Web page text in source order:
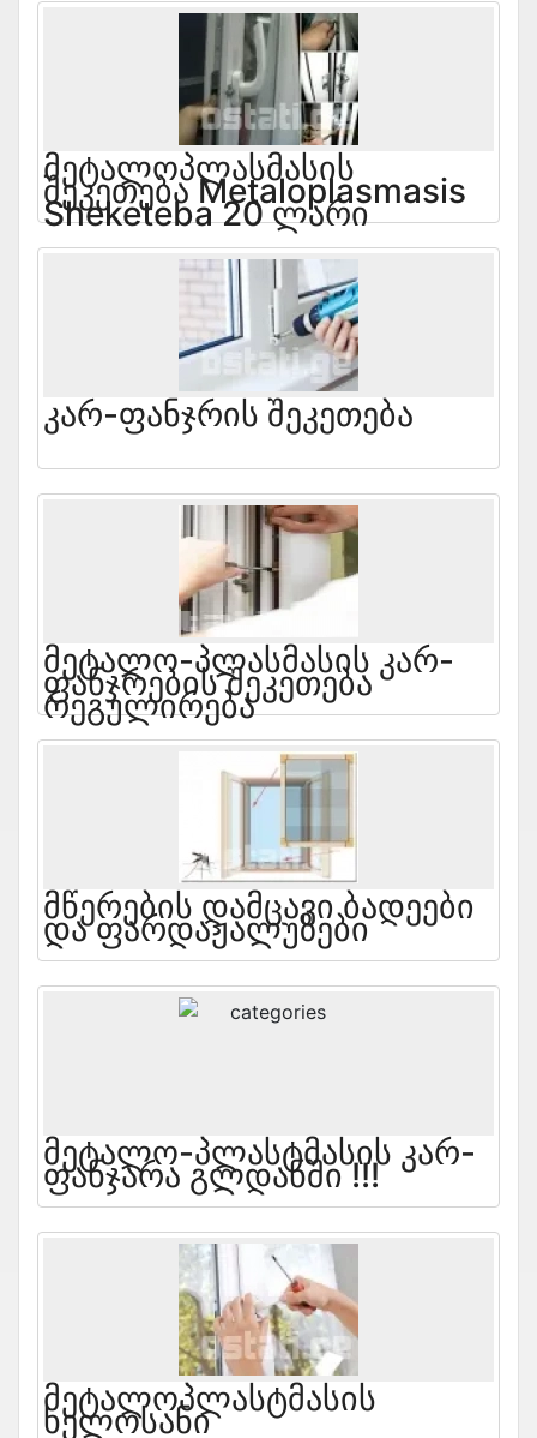
Მეტალოპლასმასის
Შეკეთება Metaloplasmasis
Sheketeba 20 Ლარი
Კარ-Ფანჯრის Შეკეთება
Მეტალო-Პლასმასის Კარ-
Ფანჯრების Შეკეთება
Რეგულირება
Მწერების Დამცავი Ბადეები
Და Ფარდაჟალუზები
Მეტალო-Პლასტმასის Კარ-
Ფანჯარა Გლდანში !!!
Მეტალოპლასტმასის
Ხელოსანი